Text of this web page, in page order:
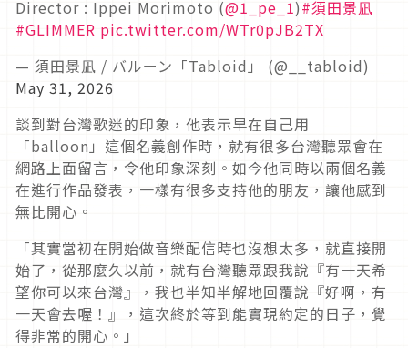
Director : Ippei Morimoto (@1_pe_1)#須田景凪
#GLIMMER pic.twitter.com/WTr0pJB2TX
— 須田景凪 / バルーン「Tabloid」 (@__tabloid)
May 31, 2026
談到對台灣歌迷的印象，他表示早在自己用
「balloon 」這個名義創作時，就有很多台灣聽眾會在
網路上面留言，令他印象深刻。如今他同時以兩個名義
在進行作品發表，一樣有很多支持他的朋友，讓他感到
無比開心。
「其實當初在開始做音樂配信時也沒想太多，就直接開
始了，從那麼久以前，就有台灣聽眾跟我說『有一天希
望你可以來台灣』，我也半知半解地回覆說『好啊，有
一天會去喔！』，這次終於等到能實現約定的日子，覺
得非常的開心。」